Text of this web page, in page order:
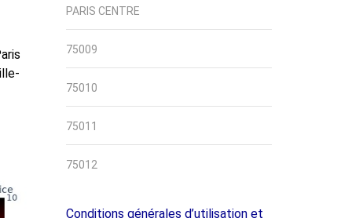
PARIS CENTRE
75009
75010
75011
75012
Conditions générales d’utilisation et